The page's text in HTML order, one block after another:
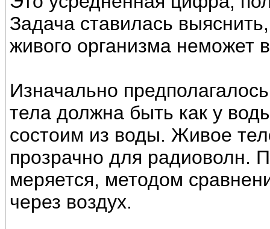
Задача ставилась
живого организма неможет
Изначально
тела должна быть как у
состоим из воды. Живое
прозрачно для радиоволн.
меряется, методом
через воздух.